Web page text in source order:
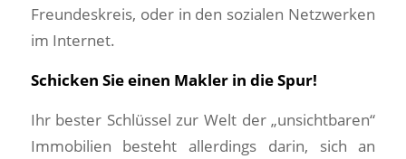
Freundeskreis, oder in den sozialen Netzwerken
im Internet.
Schicken Sie einen Makler in die Spur!
Ihr bester Schlüssel zur Welt der „unsichtbaren“
Immobilien besteht allerdings darin, sich an